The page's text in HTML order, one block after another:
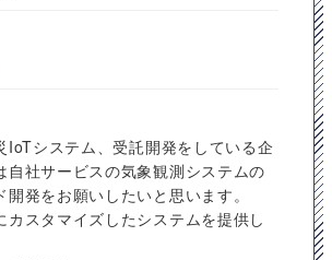
IoTシステム、受託開発をしている企
自社サービスの気象観測システムの
開発をお願いしたいと思います。
カスタマイズしたシステムを提供し